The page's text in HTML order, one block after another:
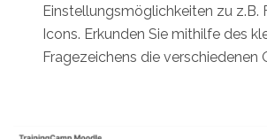
Einstellungsmöglichkeiten zu z.B.
Icons. Erkunden Sie mithilfe des
Fragezeichens die verschiedenen